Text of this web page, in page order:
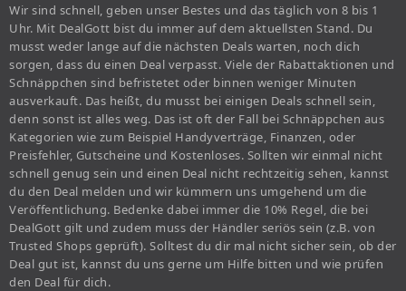
Wir sind schnell, geben unser Bestes und das täglich von 8 bis 1
Uhr. Mit DealGott bist du immer auf dem aktuellsten Stand. Du
musst weder lange auf die nächsten Deals warten, noch dich
sorgen, dass du einen Deal verpasst. Viele der Rabattaktionen und
Schnäppchen sind befristetet oder binnen weniger Minuten
ausverkauft. Das heißt, du musst bei einigen Deals schnell sein,
denn sonst ist alles weg. Das ist oft der Fall bei Schnäppchen aus
Kategorien wie zum Beispiel Handyverträge, Finanzen, oder
Preisfehler, Gutscheine und Kostenloses. Sollten wir einmal nicht
schnell genug sein und einen Deal nicht rechtzeitig sehen, kannst
du den Deal melden und wir kümmern uns umgehend um die
Veröffentlichung. Bedenke dabei immer die 10% Regel, die bei
DealGott gilt und zudem muss der Händler seriös sein (z.B. von
Trusted Shops geprüft). Solltest du dir mal nicht sicher sein, ob der
Deal gut ist, kannst du uns gerne um Hilfe bitten und wie prüfen
den Deal für dich.